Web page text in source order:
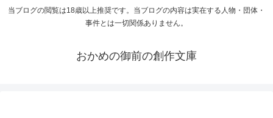
当ブログの閲覧は18歳以上推奨です。当ブログの内容は実在する人物・団体・
事件とは一切関係ありません。
おかめの御前の創作文庫